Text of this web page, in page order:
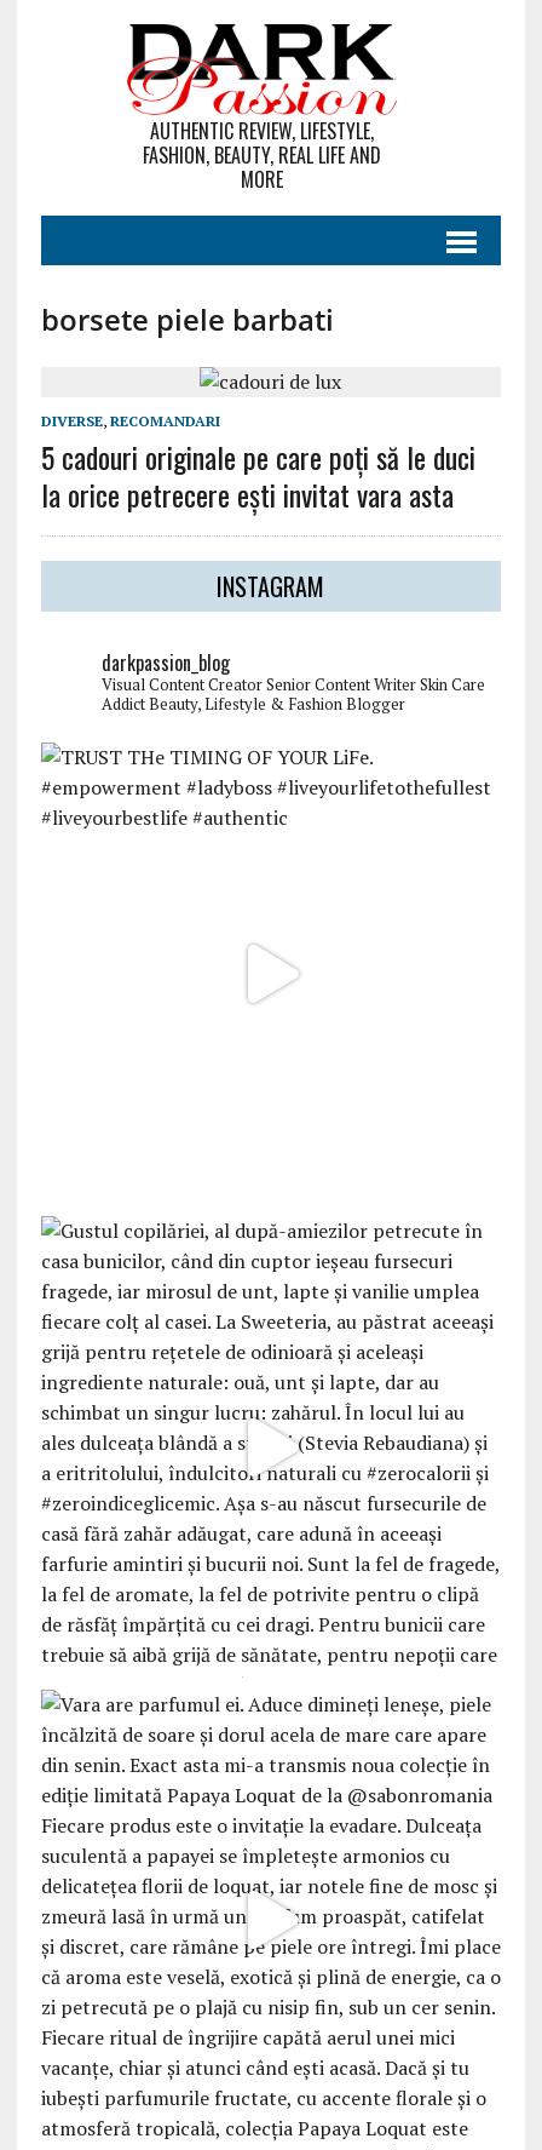
AUTHENTIC REVIEW, LIFESTYLE,
FASHION, BEAUTY, REAL LIFE AND
MORE
borsete piele barbati
DIVERSE, RECOMANDARI
5 cadouri originale pe care poți să le duci
la orice petrecere ești invitat vara asta
INSTAGRAM
darkpassion_blog
Visual Content CreatorSenior Content WriterSkin Care
AddictBeauty, Lifestyle & Fashion Blogger